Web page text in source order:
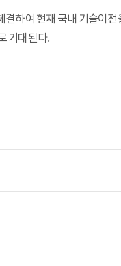
하여 현재 국내 기술이전
기대된다.